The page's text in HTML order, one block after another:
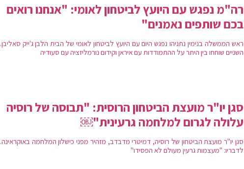
רה"מ נפגש עם היועץ לביטחון לאומי: "אנחנו רואים
בכם שותפים נאמנים"
ראש הממשלה בנימין נתניהו נפגש היום עם היועץ לביטחון לאומי של הבית הלבן ג'ייק סאליבן.
השניים שוחחו בין היתר על ההתמודדות עם איראן וקידום נורמליזציה עם סעודיה
סגן יו"ר מועצת הביטחון הרוסית: "תבוסה של רוסיה
עלולה לגרום למלחמה גרעינית"￼
סגן יו"ר מועצת הביטחון של רוסיה, דמיטרי מדבדב, מזהיר מפני כישלון המלחמה באוקראינה.
לדבריו: "מעצמות גרעין מעולם לא הפסידו"